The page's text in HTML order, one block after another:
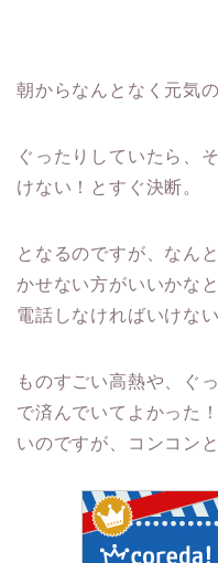
朝からなんとなく元気
ぐったりしていたら、
けない！とすぐ決断。
となるのですが、なん
かせない方がいいかな
電話しなければいけない
ものすごい高熱や、ぐ
で済んでいてよかった
いのですが、コンコン